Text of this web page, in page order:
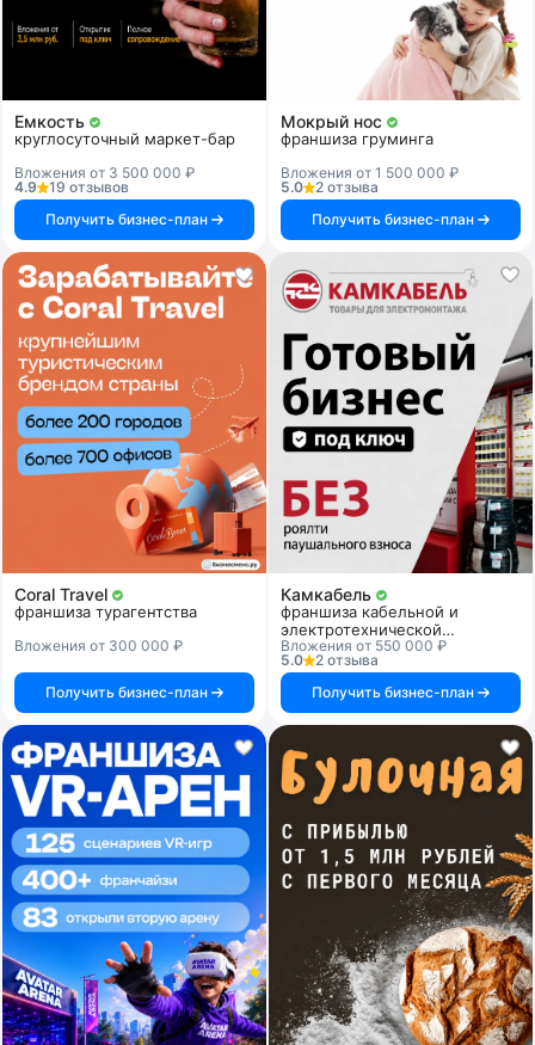
Емкость
круглосуточный маркет-бар
Вложения от 3 500 000 ₽
4.9
19 отзывов
Получить бизнес-план
Мокрый нос
франшиза груминга
Вложения от 1 500 000 ₽
5.0
2 отзыва
Получить бизнес-план
Coral Travel
франшиза турагентства
Вложения от 300 000 ₽
Получить бизнес-план
Камкабель
франшиза кабельной и
электротехнической
продукции
Вложения от 550 000 ₽
5.0
2 отзыва
Получить бизнес-план